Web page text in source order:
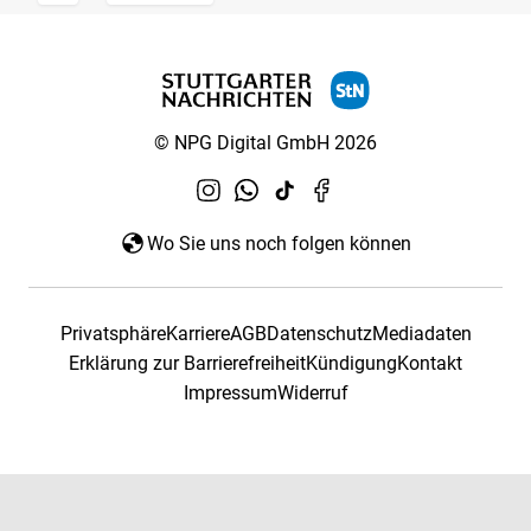
© NPG Digital GmbH 2026
Wo Sie uns noch folgen können
PrivatsphäreKarriereAGBDatenschutzMediadaten
Erklärung zur BarrierefreiheitKündigungKontakt
ImpressumWiderruf